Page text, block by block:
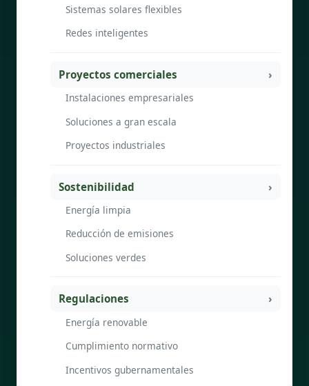
Sistemas solares flexibles
Redes inteligentes
Proyectos comerciales
Instalaciones empresariales
Soluciones a gran escala
Proyectos industriales
Sostenibilidad
Energía limpia
Reducción de emisiones
Soluciones verdes
Regulaciones
Energía renovable
Cumplimiento normativo
Incentivos gubernamentales